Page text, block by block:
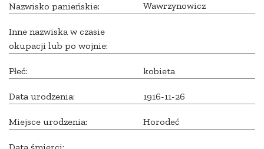
Nazwisko panieńskie: Wawrzynowicz
Inne nazwiska w czasie
okupacji lub po wojnie:
Płeć: kobieta
Data urodzenia: 1916-11-26
Miejsce urodzenia: Horodeć